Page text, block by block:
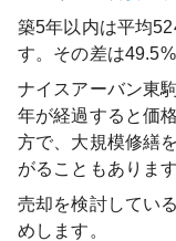
築5年以内は平均
す。その差は
ナイスアーバン東
年が経過すると価
方で、大規模修繕
がることもあります
売却を検討してい
めします。